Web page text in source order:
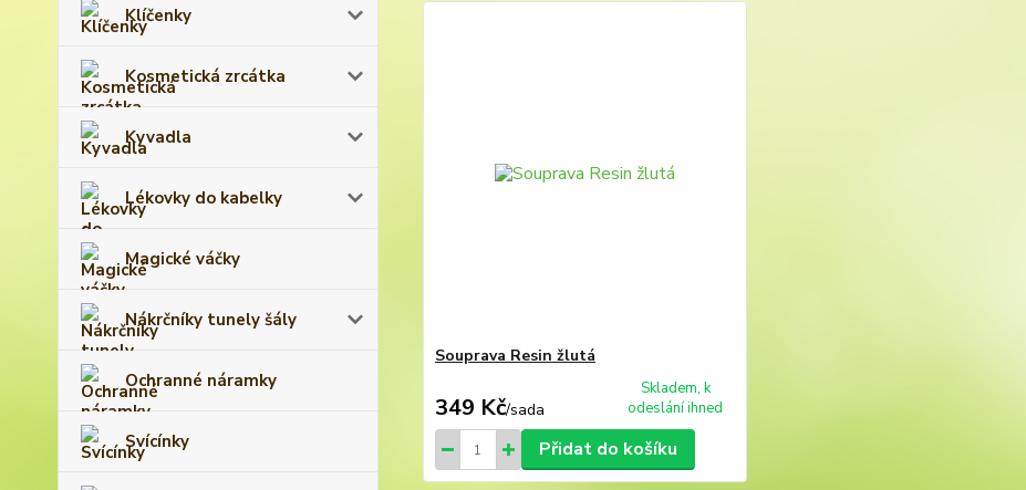
Klíčenky
Kosmetická zrcátka
Kyvadla
Lékovky do kabelky
Magické váčky
Nákrčníky tunely šály
Ochranné náramky
Svícínky
Souprava Resin žlutá
349 Kč/sada
Skladem, k
odeslání ihned
Přidat do košíku